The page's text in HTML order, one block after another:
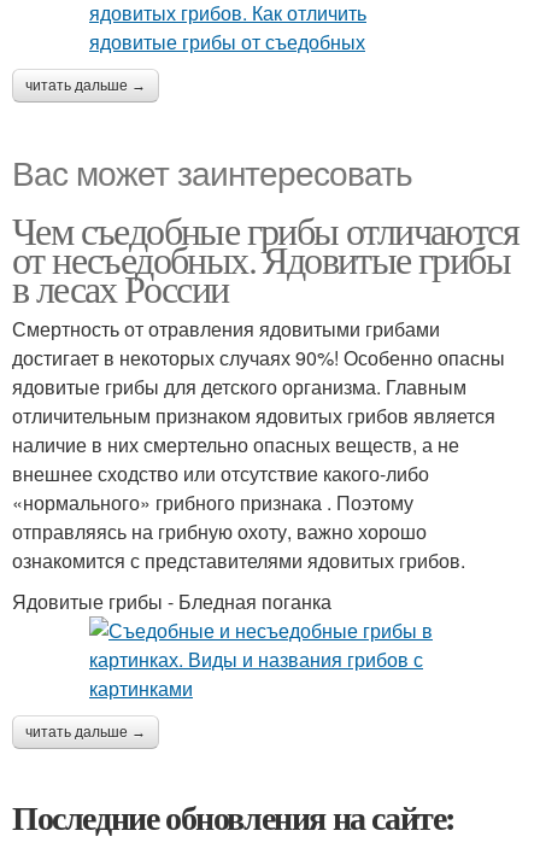
читать дальше →
Вас может заинтересовать
Чем съедобные грибы отличаются
от несъедобных. Ядовитые грибы
в лесах России
Смертность от отравления ядовитыми грибами
достигает в некоторых случаях 90%! Особенно опасны
ядовитые грибы для детского организма. Главным
отличительным признаком ядовитых грибов является
наличие в них смертельно опасных веществ, а не
внешнее сходство или отсутствие какого-либо
«нормального» грибного признака . Поэтому
отправляясь на грибную охоту, важно хорошо
ознакомится с представителями ядовитых грибов.
Ядовитые грибы - Бледная поганка
читать дальше →
Последние обновления на сайте: